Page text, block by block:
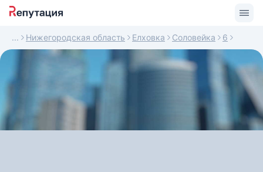
Нижегородская область Елховка Соловейка 6